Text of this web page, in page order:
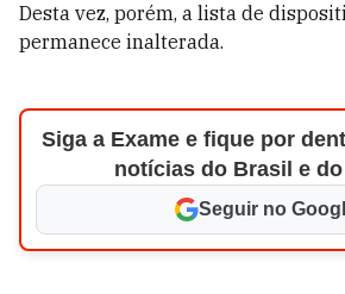
Desta vez, porém, a lista de
permanece inalterada.
Siga a Exame e fique por
notícias do Brasil e
Seguir no